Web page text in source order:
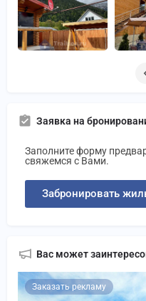
Заявка на
Заполните форму
свяжемся с Вами.
Забронировать
Вас может
Заказать рекламу